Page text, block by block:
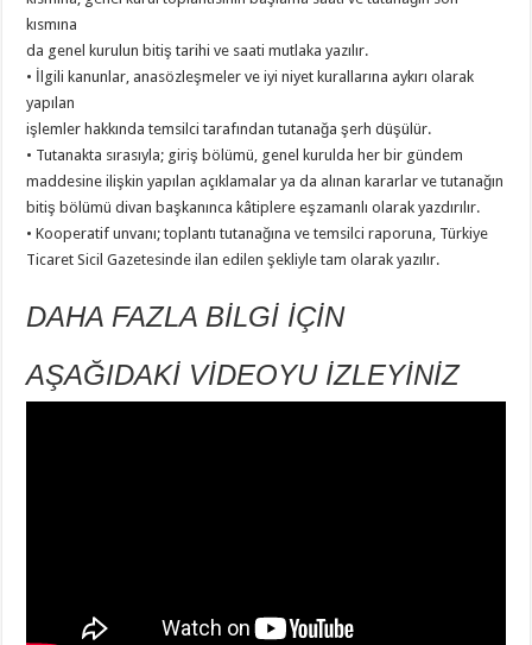
kısmına
da genel kurulun bitiş tarihi ve saati mutlaka yazılır.
• İlgili kanunlar, anasözleşmeler ve iyi niyet kurallarına aykırı olarak
yapılan
işlemler hakkında temsilci tarafından tutanağa şerh düşülür.
• Tutanakta sırasıyla; giriş bölümü, genel kurulda her bir gündem
maddesine ilişkin yapılan açıklamalar ya da alınan kararlar ve tutanağın
bitiş bölümü divan başkanınca kâtiplere eşzamanlı olarak yazdırılır.
• Kooperatif unvanı; toplantı tutanağına ve temsilci raporuna, Türkiye
Ticaret Sicil Gazetesinde ilan edilen şekliyle tam olarak yazılır.
DAHA FAZLA BİLGİ İÇİN
AŞAĞIDAKİ VİDEOYU İZLEYİNİZ